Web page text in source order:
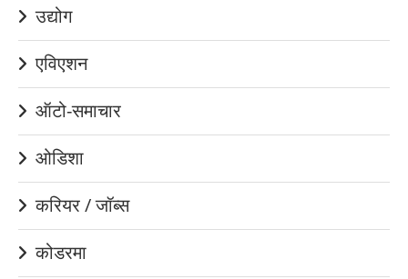
उद्योग
एविएशन
ऑटो-समाचार
ओडिशा
करियर / जॉब्स
कोडरमा